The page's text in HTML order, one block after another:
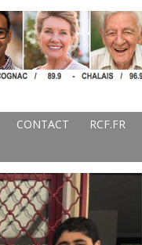
CONTACT
RCF.FR